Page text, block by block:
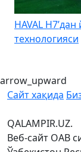
HAVAL
технологияси
arrow_upward
Сайт хақида
QALAMPIR.UZ.
Веб-сайт ОАВ